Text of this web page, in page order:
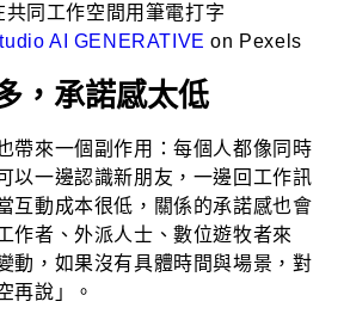
AI GENERATIVE on Pexels
，承諾感太低
帶來一個副作用：每個人都像同時
以一邊認識新朋友，一邊回工作訊
互動成本很低，關係的承諾感也會
作者、外派人士、數位遊牧者來
動，如果沒有具體時間與場景，對
再說」。